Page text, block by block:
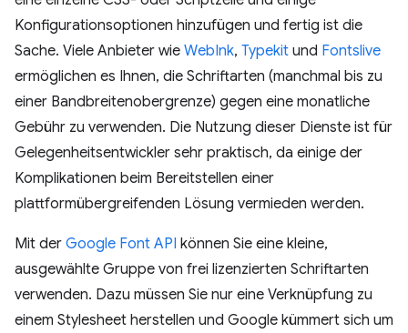
Konfigurationsoptionen hinzufügen und fertig ist die
Sache. Viele Anbieter wie WebInk, Typekit und Fontslive
ermöglichen es Ihnen, die Schriftarten (manchmal bis zu
einer Bandbreitenobergrenze) gegen eine monatliche
Gebühr zu verwenden. Die Nutzung dieser Dienste ist für
Gelegenheitsentwickler sehr praktisch, da einige der
Komplikationen beim Bereitstellen einer
plattformübergreifenden Lösung vermieden werden.
Mit der Google Font API können Sie eine kleine,
ausgewählte Gruppe von frei lizenzierten Schriftarten
verwenden. Dazu müssen Sie nur eine Verknüpfung zu
einem Stylesheet herstellen und Google kümmert sich um